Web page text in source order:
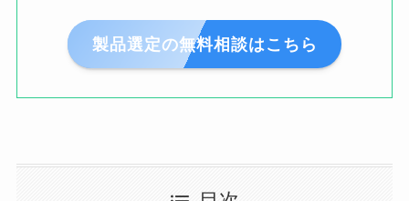
製品選定の無料相談はこちら